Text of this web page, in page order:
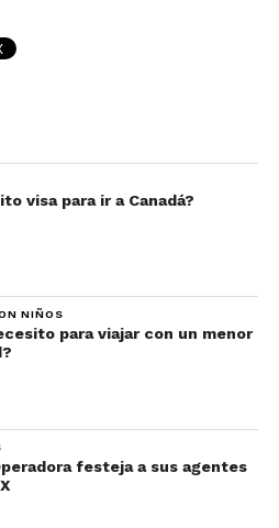
visa para ir a Canadá?
NIÑOS
para viajar con un menor
festeja a sus agentes